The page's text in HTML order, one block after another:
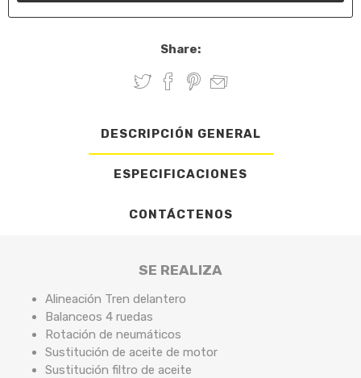
Share:
DESCRIPCIÓN GENERAL
ESPECIFICACIONES
CONTÁCTENOS
SE REALIZA
Alineación Tren delantero
Balanceos 4 ruedas
Rotación de neumáticos
Sustitución de aceite de motor
Sustitución filtro de aceite